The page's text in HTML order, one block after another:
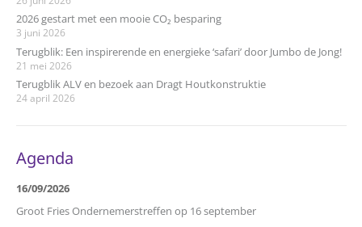
2026 gestart met een mooie CO₂ besparing
3 juni 2026
Terugblik: Een inspirerende en energieke ‘safari’ door Jumbo de Jong!
21 mei 2026
Terugblik ALV en bezoek aan Dragt Houtkonstruktie
24 april 2026
Agenda
16/09/2026
Groot Fries Ondernemerstreffen op 16 september